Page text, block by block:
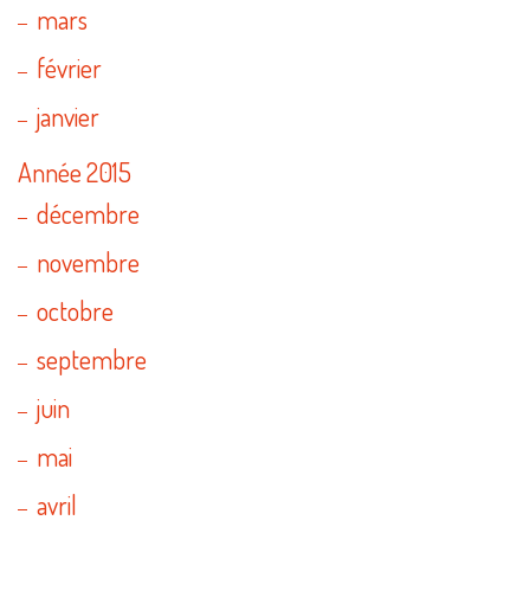
mars
février
janvier
Année 2015
décembre
novembre
octobre
septembre
juin
mai
avril